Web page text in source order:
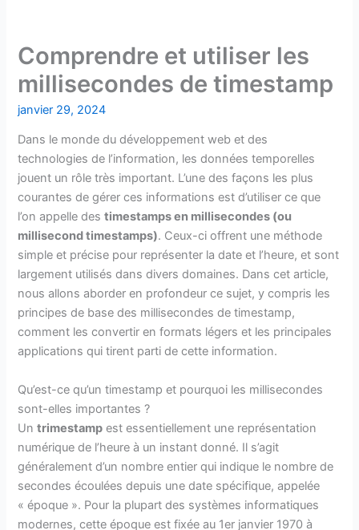
Comprendre et utiliser les
millisecondes de timestamp
janvier 29, 2024
Dans le monde du développement web et des
technologies de l’information, les données temporelles
jouent un rôle très important. L’une des façons les plus
courantes de gérer ces informations est d’utiliser ce que
l’on appelle destimestamps en millisecondes (ou
millisecond timestamps). Ceux-ci offrent une méthode
simple et précise pour représenter la date et l’heure, et sont
largement utilisés dans divers domaines. Dans cet article,
nous allons aborder en profondeur ce sujet, y compris les
principes de base des millisecondes de timestamp,
comment les convertir en formats légers et les principales
applications qui tirent parti de cette information.
Qu’est-ce qu’un timestamp et pourquoi les millisecondes
sont-elles importantes ?
Untrimestamp est essentiellement une représentation
numérique de l’heure à un instant donné. Il s’agit
généralement d’un nombre entier qui indique le nombre de
secondes écoulées depuis une date spécifique, appelée
« époque ». Pour la plupart des systèmes informatiques
modernes, cette époque est fixée au 1er janvier 1970 à